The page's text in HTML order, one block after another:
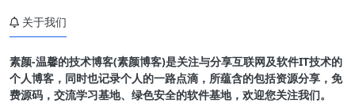
关于我们
素颜-温馨的技术博客(素颜博客)是关注与分享互联网及软件IT技术的
个人博客，同时也记录个人的一路点滴，所蕴含的包括资源分享，免
费源码，交流学习基地、绿色安全的软件基地，欢迎您关注我们。